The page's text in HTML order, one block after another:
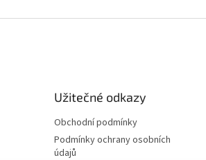
Užitečné odkazy
Obchodní podmínky
Podmínky ochrany osobních
údajů